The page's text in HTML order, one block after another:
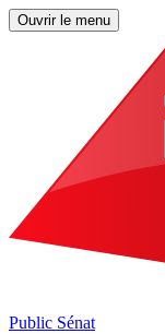
Ouvrir le menu
Public Sénat